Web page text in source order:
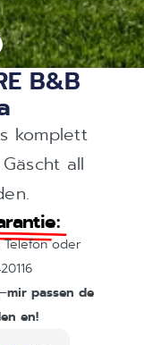
sud
Plagen vum
Iech invitéieren
B&B
komplett
all
oder
mir passen de
en!